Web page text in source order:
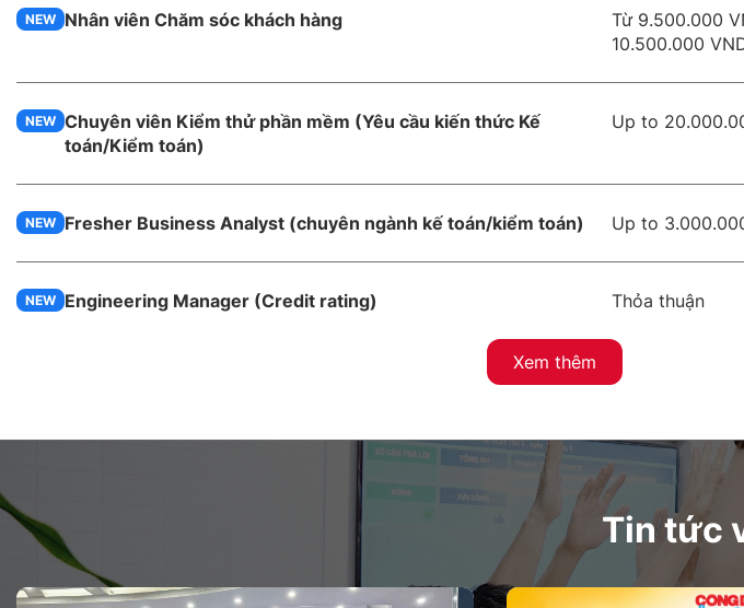
NEW Nhân viên Chăm sóc khách hàng
Từ 9.500.000
10.500.000
NEW Chuyên viên Kiểm thử phần mềm (Yêu cầu kiến thức Kế
toán/Kiểm toán)
Up to
NEW Fresher Business Analyst (chuyên ngành kế toán/kiểm toán) Up to
NEW Engineering Manager (Credit rating) Thỏa thuận
Xem thêm
Tin tức